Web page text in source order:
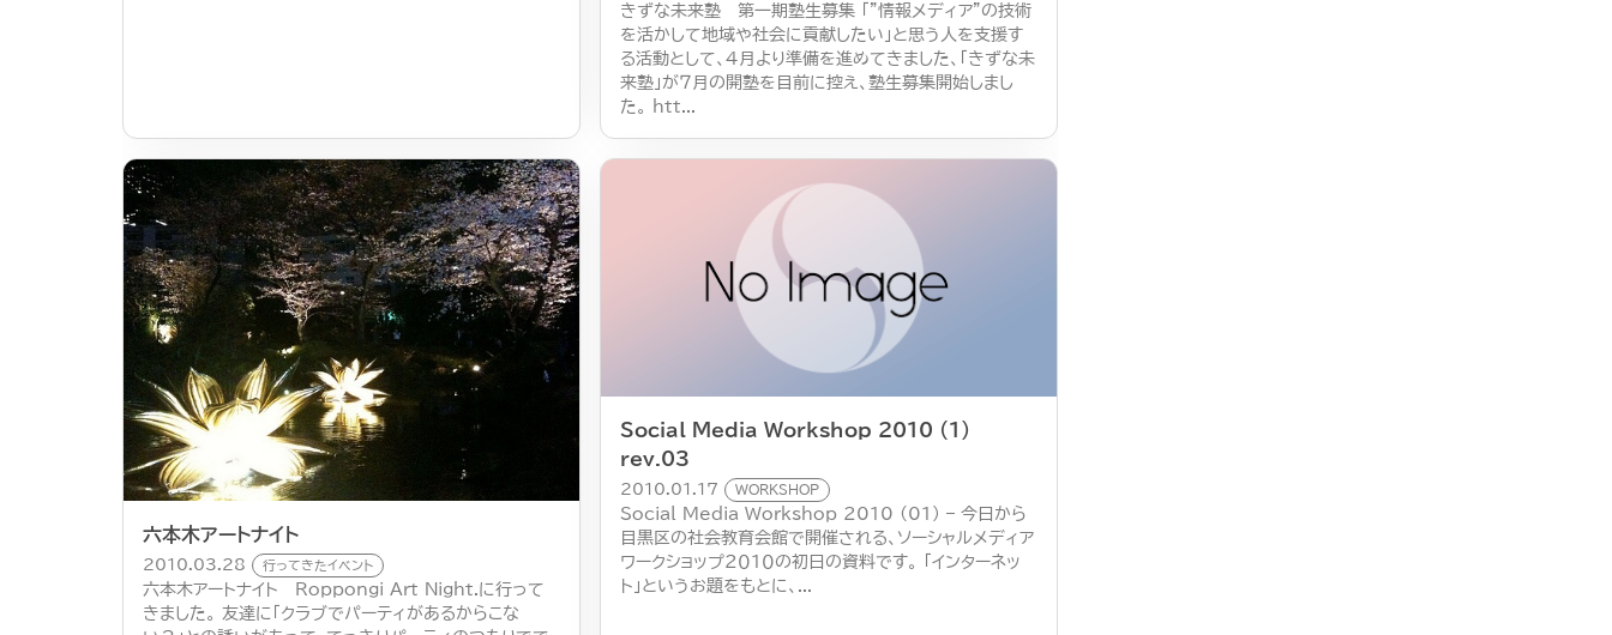
きずな未来塾 第一期塾生募集 「”情報メディア”の技術
を活かして地域や社会に貢献したい」と思う人を支援す
る活動として、４月より準備を進めてきました、「きずな未
来塾」が７月の開塾を目前に控え、塾生募集開始しまし
た。 htt...
六本木アートナイト
2010.03.28 行ってきたイベント
六本木アートナイト Roppongi Art Night.に行って
きました。 友達に「クラブでパーティがあるからこな
Social Media Workshop 2010 (1)
rev.03
2010.01.17 WORKSHOP
Social Media Workshop 2010 (01) – 今日から
目黒区の社会教育会館で開催される、ソーシャルメディア
ワークショップ２０１０の初日の資料です。 「インターネッ
ト」というお題をもとに、...